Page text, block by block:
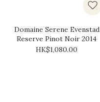
Domaine Serene Evenstad
Reserve Pinot Noir 2014
HK$1,080.00